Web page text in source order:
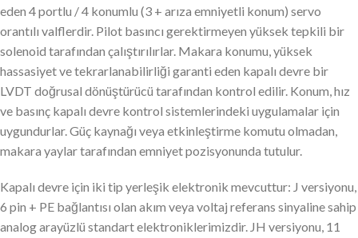
eden 4 portlu / 4 konumlu (3 + arıza emniyetli konum) servo
orantılı valflerdir. Pilot basıncı gerektirmeyen yüksek tepkili bir
solenoid tarafından çalıştırılırlar. Makara konumu, yüksek
hassasiyet ve tekrarlanabilirliği garanti eden kapalı devre bir
LVDT doğrusal dönüştürücü tarafından kontrol edilir. Konum, hız
ve basınç kapalı devre kontrol sistemlerindeki uygulamalar için
uygundurlar. Güç kaynağı veya etkinleştirme komutu olmadan,
makara yaylar tarafından emniyet pozisyonunda tutulur.
Kapalı devre için iki tip yerleşik elektronik mevcuttur: J versiyonu,
6 pin + PE bağlantısı olan akım veya voltaj referans sinyaline sahip
analog arayüzlü standart elektroniklerimizdir. JH versiyonu, 11